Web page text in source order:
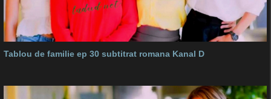
Tablou de familie ep 30 subtitrat romana Kanal D